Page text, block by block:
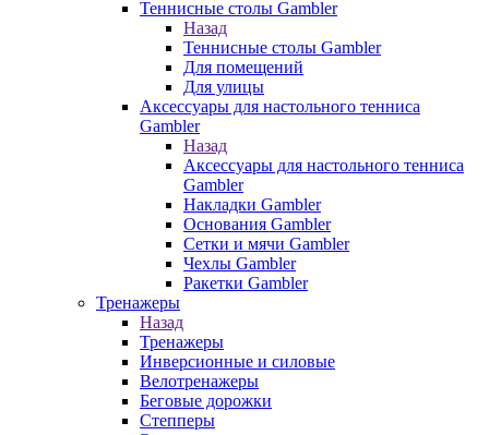
Теннисные столы Gambler
Назад
Теннисные столы Gambler
Для помещений
Для улицы
Аксессуары для настольного тенниса
Gambler
Назад
Аксессуары для настольного тенниса
Gambler
Накладки Gambler
Основания Gambler
Сетки и мячи Gambler
Чехлы Gambler
Ракетки Gambler
Тренажеры
Назад
Тренажеры
Инверсионные и силовые
Велотренажеры
Беговые дорожки
Степперы